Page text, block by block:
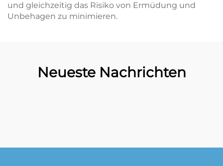
und gleichzeitig das Risiko von Ermüdung und
Unbehagen zu minimieren.
Neueste Nachrichten